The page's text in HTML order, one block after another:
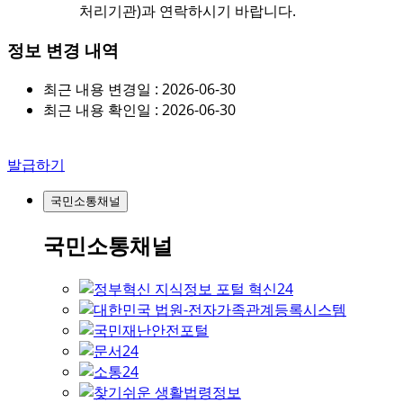
처리기관)과 연락하시기 바랍니다.
정보 변경 내역
최근 내용 변경일 : 2026-06-30
최근 내용 확인일 : 2026-06-30
발급하기
국민소통채널
국민소통채널